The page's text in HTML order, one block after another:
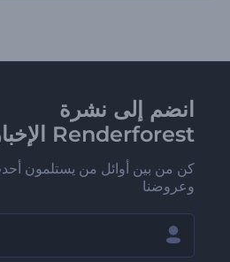
انضم إلى نشرة
Renderforest الإخبارية
كن من بين أوائل من يستلمون
وعروضنا